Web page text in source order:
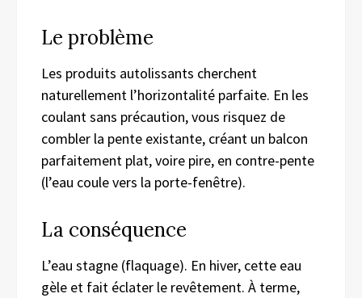
Le problème
Les produits autolissants cherchent
naturellement l’horizontalité parfaite. En les
coulant sans précaution, vous risquez de
combler la pente existante, créant un balcon
parfaitement plat, voire pire, en contre-pente
(l’eau coule vers la porte-fenêtre).
La conséquence
L’eau stagne (flaquage). En hiver, cette eau
gèle et fait éclater le revêtement. À terme,